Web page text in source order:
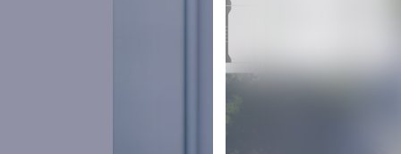
BESS – Battery Energy Storage